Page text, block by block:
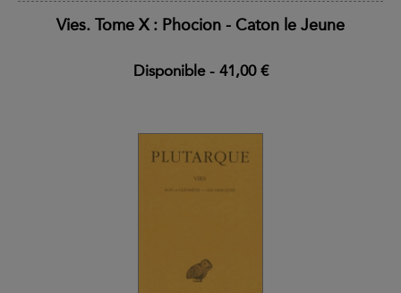
Vies. Tome X : Phocion - Caton le Jeune
Disponible- 41,00 €